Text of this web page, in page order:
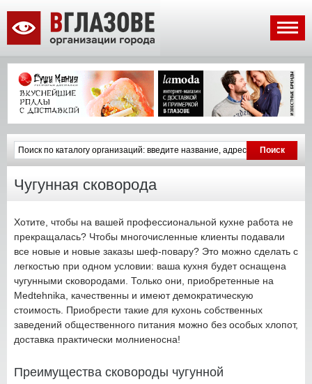
Чугунная сковорода
Хотите, чтобы на вашей профессиональной кухне работа не
прекращалась? Чтобы многочисленные клиенты подавали
все новые и новые заказы шеф-повару? Это можно сделать с
легкостью при одном условии: ваша кухня будет оснащена
чугунными сковородами. Только они, приобретенные на
Medtehnika, качественны и имеют демократическую
стоимость. Приобрести такие для кухонь собственных
заведений общественного питания можно без особых хлопот,
доставка практически молниеносна!
Преимущества сковороды чугунной